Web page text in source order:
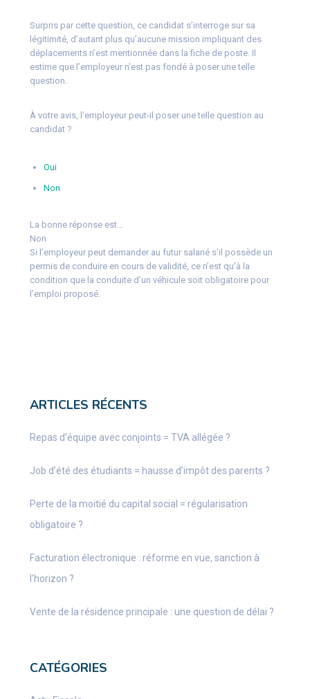
Surpris par cette question, ce candidat s’interroge sur sa
légitimité, d’autant plus qu’aucune mission impliquant des
déplacements n’est mentionnée dans la fiche de poste. Il
estime que l’employeur n’est pas fondé à poser une telle
question.
À votre avis, l’employeur peut-il poser une telle question au
candidat ?
Oui
Non
La bonne réponse est…
Non
Si l’employeur peut demander au futur salarié s’il possède un
permis de conduire en cours de validité, ce n’est qu’à la
condition que la conduite d’un véhicule soit obligatoire pour
l’emploi proposé.
ARTICLES RÉCENTS
Repas d’équipe avec conjoints = TVA allégée ?
Job d’été des étudiants = hausse d’impôt des parents ?
Perte de la moitié du capital social = régularisation
obligatoire ?
Facturation électronique : réforme en vue, sanction à
l’horizon ?
Vente de la résidence principale : une question de délai ?
CATÉGORIES